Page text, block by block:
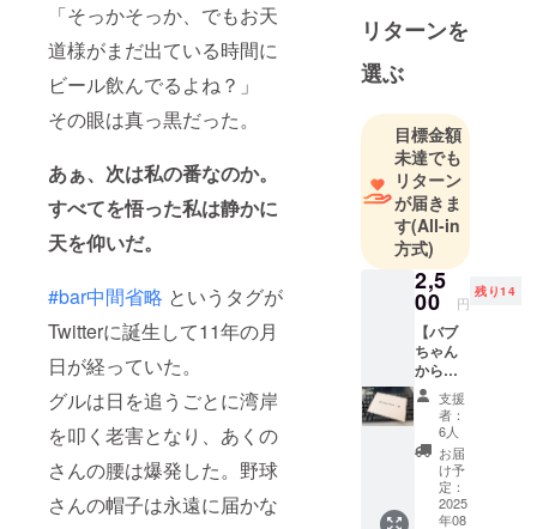
「そっかそっか、でもお天
道様がまだ出ている時間に
ビール飲んでるよね？」
その眼は真っ黒だった。
あぁ、次は私の番なのか。
すべてを悟った私は静かに
天を仰いだ。
#bar中間省略 というタグが
Twitterに誕生して11年の月
日が経っていた。
グルは日を追うごとに湾岸
を叩く老害となり、あくの
さんの腰は爆発した。野球
さんの帽子は永遠に届かな
ン予定！
リターンを
選ぶ
目標金額
未達でも
リターン
が届きま
す(All-in
方式)
2,5
00 円
残り14
【バブ
ちゃん
からの
お手
紙】 バ
ブちゃ
んが直
筆でお
礼のお
手紙を
書かせ
支援
者：
6人
お届
け予
定：
2025
年08